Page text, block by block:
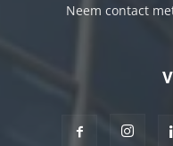
Neem contact